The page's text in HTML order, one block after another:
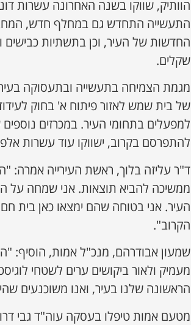
הוותיק, שווקו בשנה האחרונה עשרות
החדשות של העיר, וכן בתשתיות
שקלים.
מגמת הצמיחה בתעשייה ובתעסוקה
של בית שמש לאזור פיתוח א' בחוק
למפעלים בתחומי העיר. במכרזים
להתפרסם בקרוב, ישווקו עוד עשרות
ד"ר עליזה בלוך, ראשת העירייה אמרה:
ממשיכה להביא תוצאות. אני שמחה
העיר. אני בטוחה שהם ימצאו כאן בית
הקרוב".
שמעון אבודרהם, מנכ"ל אמות, הוסיף:
מעמיק ולאור ביקושים ערים לשטחי
הראשונה שלנו בעיר, ואנו משוכנעים
מטעם אמות טיפלו בעסקה עוה"ד גבי